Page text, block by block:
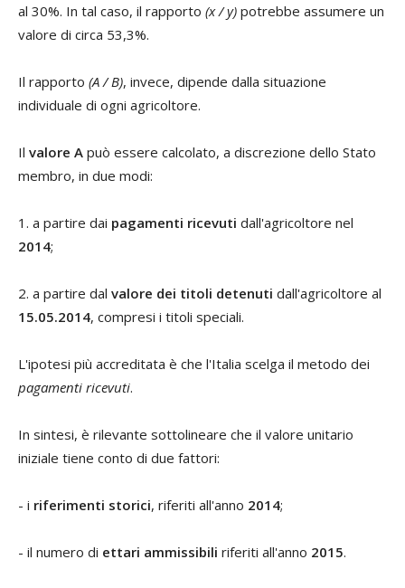
al 30%. In tal caso, il rapporto (x / y) potrebbe assumere un
valore di circa 53,3%.
Il rapporto (A / B), invece, dipende dalla situazione
individuale di ogni agricoltore.
Il valore A può essere calcolato, a discrezione dello Stato
membro, in due modi:
1. a partire dai pagamenti ricevuti dall'agricoltore nel
2014;
2. a partire dal valore dei titoli detenuti dall'agricoltore al
15.05.2014, compresi i titoli speciali.
L'ipotesi più accreditata è che l'Italia scelga il metodo dei
pagamenti ricevuti.
In sintesi, è rilevante sottolineare che il valore unitario
iniziale tiene conto di due fattori:
- i riferimenti storici, riferiti all'anno 2014;
- il numero di ettari ammissibili riferiti all'anno 2015.